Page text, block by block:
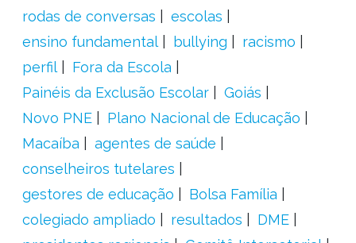
rodas de conversas
escolas
ensino fundamental
bullying
racismo
perfil
Fora da Escola
Painéis da Exclusão Escolar
Goiás
Novo PNE
Plano Nacional de Educação
Macaíba
agentes de saúde
conselheiros tutelares
gestores de educação
Bolsa Família
colegiado ampliado
resultados
DME